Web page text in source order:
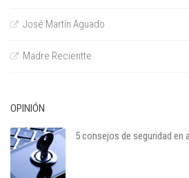
José Martín Aguado
Madre Recientte
OPINIÓN
5 consejos de seguridad